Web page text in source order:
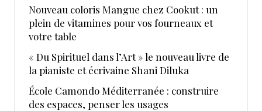
Nouveau coloris Mangue chez Cookut : un
plein de vitamines pour vos fourneaux et
votre table
« Du Spirituel dans l’Art » le nouveau livre de
la pianiste et écrivaine Shani Diluka
École Camondo Méditerranée : construire
des espaces, penser les usages